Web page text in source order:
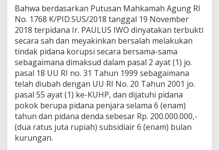
g
a
r
a
H
a
s
i
l
d
a
r
i
E
k
Bahwa berdasarkan Putusan Mahkamah Agung RI
No. 1768 K/PID.SUS/2018 tanggal 19 November
2018 terpidana Ir. PAULUS IWO dinyatakan terbukti
secara sah dan meyakinkan bersalah melakukan
tindak pidana korupsi secara bersama-sama
sebagaimana dimaksud dalam pasal 2 ayat (1) jo.
pasal 18 UU RI no. 31 Tahun 1999 sebagaimana
telah diubah dengan UU RI No. 20 Tahun 2001 jo.
pasal 55 ayat (1) ke-KUHP, dan dijatuhi pidana
pokok berupa pidana penjara selama 6 (enam)
tahun dan pidana denda sebesar Rp. 200.000.000,-
(dua ratus juta rupiah) subsidiair 6 (enam) bulan
kurungan.